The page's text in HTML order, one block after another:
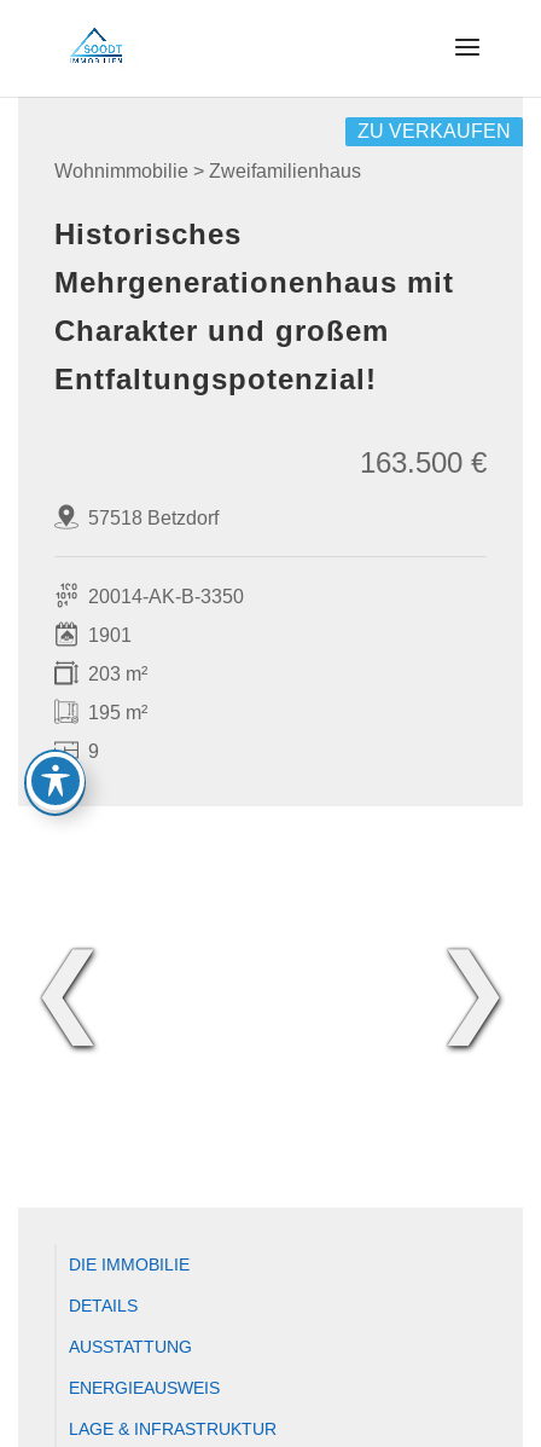
Wohnimmobilie > Zweifamilienhaus
ZU VERKAUFEN
Historisches
Mehrgenerationenhaus mit
Charakter und großem
Entfaltungspotenzial!
57518 Betzdorf
163.500 €
20014-AK-B-3350
1901
203 m²
195 m²
9
❮ ❯
DIE IMMOBILIE
DETAILS
AUSSTATTUNG
ENERGIEAUSWEIS
LAGE & INFRASTRUKTUR